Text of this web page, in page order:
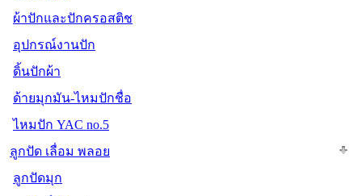
ผ้าปักและปักครอสติช
อุปกรณ์งานปัก
ดิ้นปักผ้า
ด้ายมุกมัน-ไหมปักชื่อ
ไหมปัก YAC no.5
ลูกปัด เลื่อม พลอย
ลูกปัดมุก